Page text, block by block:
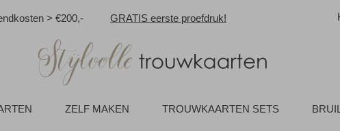
> €200,- GRATIS eerste proefdruk!
ZELF MAKEN TROUWKAARTEN SETS